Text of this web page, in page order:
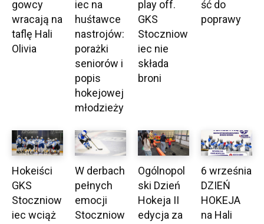
gowcy
wracają na
taflę Hali
Olivia
iec na
huśtawce
nastrojów:
porażki
seniorów i
popis
hokejowej
młodzieży
play off.
GKS
Stoczniow
iec nie
składa
broni
ść do
poprawy
Hokeiści
GKS
Stoczniow
iec wciąż
W derbach
pełnych
emocji
Stoczniow
Ogólnopol
ski Dzień
Hokeja II
edycja za
6 września
DZIEŃ
HOKEJA
na Hali